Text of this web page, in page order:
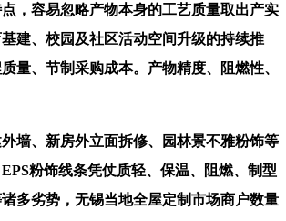
，容易忽略产物本身的工艺质量取出产实
建、校园及社区活动空间升级的持续推
量、节制采购成本。产物精度、阻燃性、
、新房外立面拆修、园林景不雅粉饰等
粉饰线条凭仗质轻、保温、阻燃、制型
多劣势，无锡当地全屋定制市场商户数量